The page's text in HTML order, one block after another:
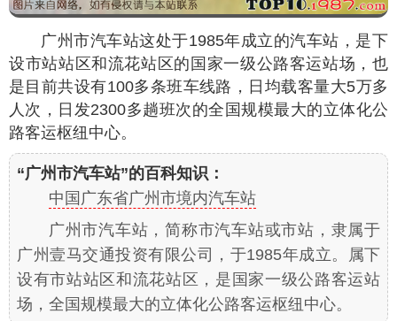
广州市汽车站这处于1985年成立的汽车站，是下
设市站站区和流花站区的国家一级公路客运站场，也
是目前共设有100多条班车线路，日均载客量大5万多
人次，日发2300多趟班次的全国规模最大的立体化公
路客运枢纽中心。
“广州市汽车站”的百科知识：
中国广东省广州市境内汽车站
广州市汽车站，简称市汽车站或市站，隶属于
广州壹马交通投资有限公司，于1985年成立。属下
设有市站站区和流花站区，是国家一级公路客运站
场，全国规模最大的立体化公路客运枢纽中心。